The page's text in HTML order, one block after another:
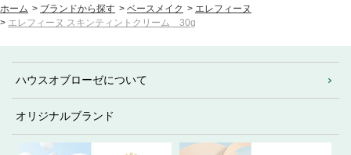
ホーム > ブランドから探す > ベースメイク > エレフィーヌ
> エレフィーヌ スキンティントクリーム 30g
ハウスオブローゼについて
オリジナルブランド